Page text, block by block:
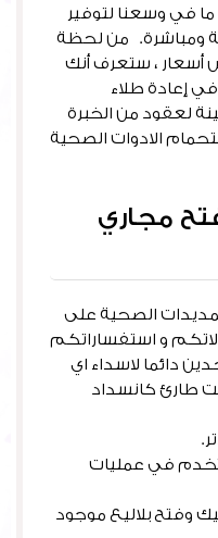
في وسعنا لتوفير
ومباشرة. من لحظة
أسعار ، ستعرف أنك
إعادة طلاء
لعقود من الخبرة
الادوات الصحية
مجاري
الصحية على
و استفساراتكم
دائما لاسداء اي
طارئ كانسداد
في عمليات
بلاليع موجود